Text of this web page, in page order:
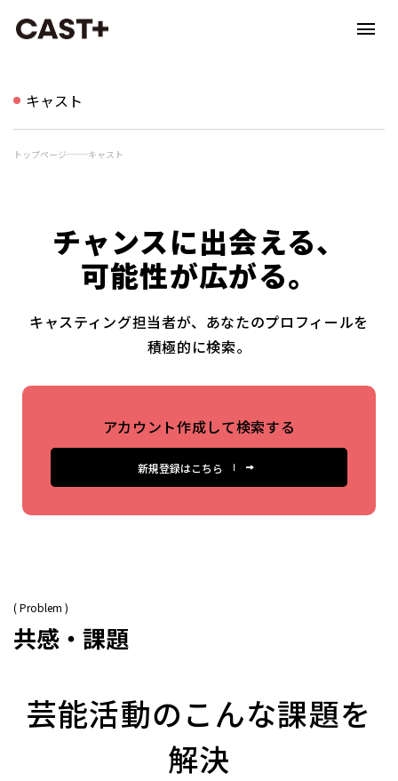
キャスト
トップページ キャスト
チャンスに出会える、
可能性が広がる。
キャスティング担当者が、あなたのプロフィールを
積極的に検索。
アカウント作成して検索する
新規登録はこちら
( Problem )
共感・課題
芸能活動のこんな課題を
解決